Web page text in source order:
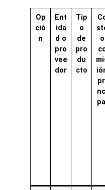
Op
ció
n
Ent
ida
d o
pro
vee
dor
Tip
o
de
pro
du
cto
o
pal